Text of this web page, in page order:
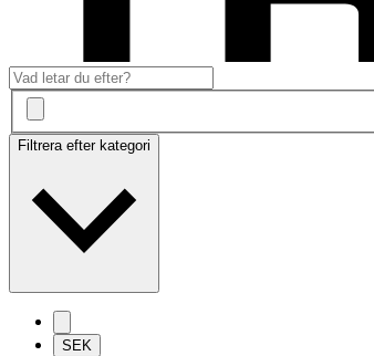
Filtrera efter kategori
SEK